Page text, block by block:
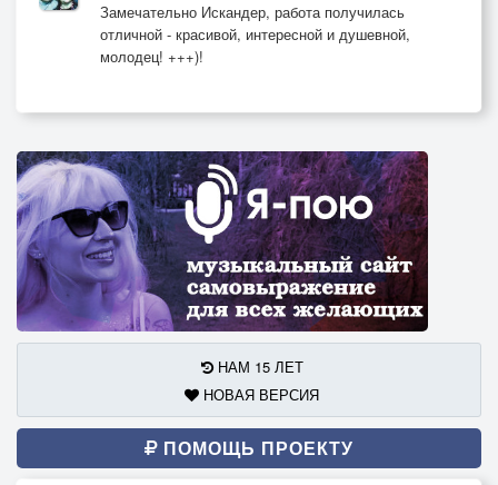
Замечательно Искандер, работа получилась
отличной - красивой, интересной и душевной,
молодец! +++)!
НАМ 15 ЛЕТ
НОВАЯ ВЕРСИЯ
ПОМОЩЬ ПРОЕКТУ